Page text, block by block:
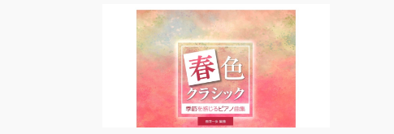
LOVE... Official髭男dism バンドピース フェ
アリー 825円